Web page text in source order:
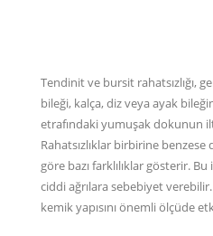
Tendinit ve bursit rahatsızlığı,
bileği, kalça, diz veya ayak
etrafındaki yumuşak dokunun
Rahatsızlıklar birbirine
göre bazı farklılıklar gösterir.
ciddi ağrılara sebebiyet
kemik yapısını önemli ölçüde